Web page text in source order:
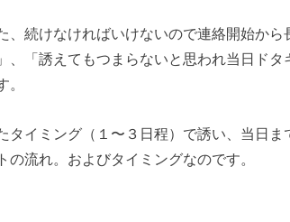
、続けなければいけないので連絡開始から
、「誘えてもつまらないと思われ当日ド
タイミング（１〜３日程）で誘い、当日ま
の流れ。およびタイミングなのです。